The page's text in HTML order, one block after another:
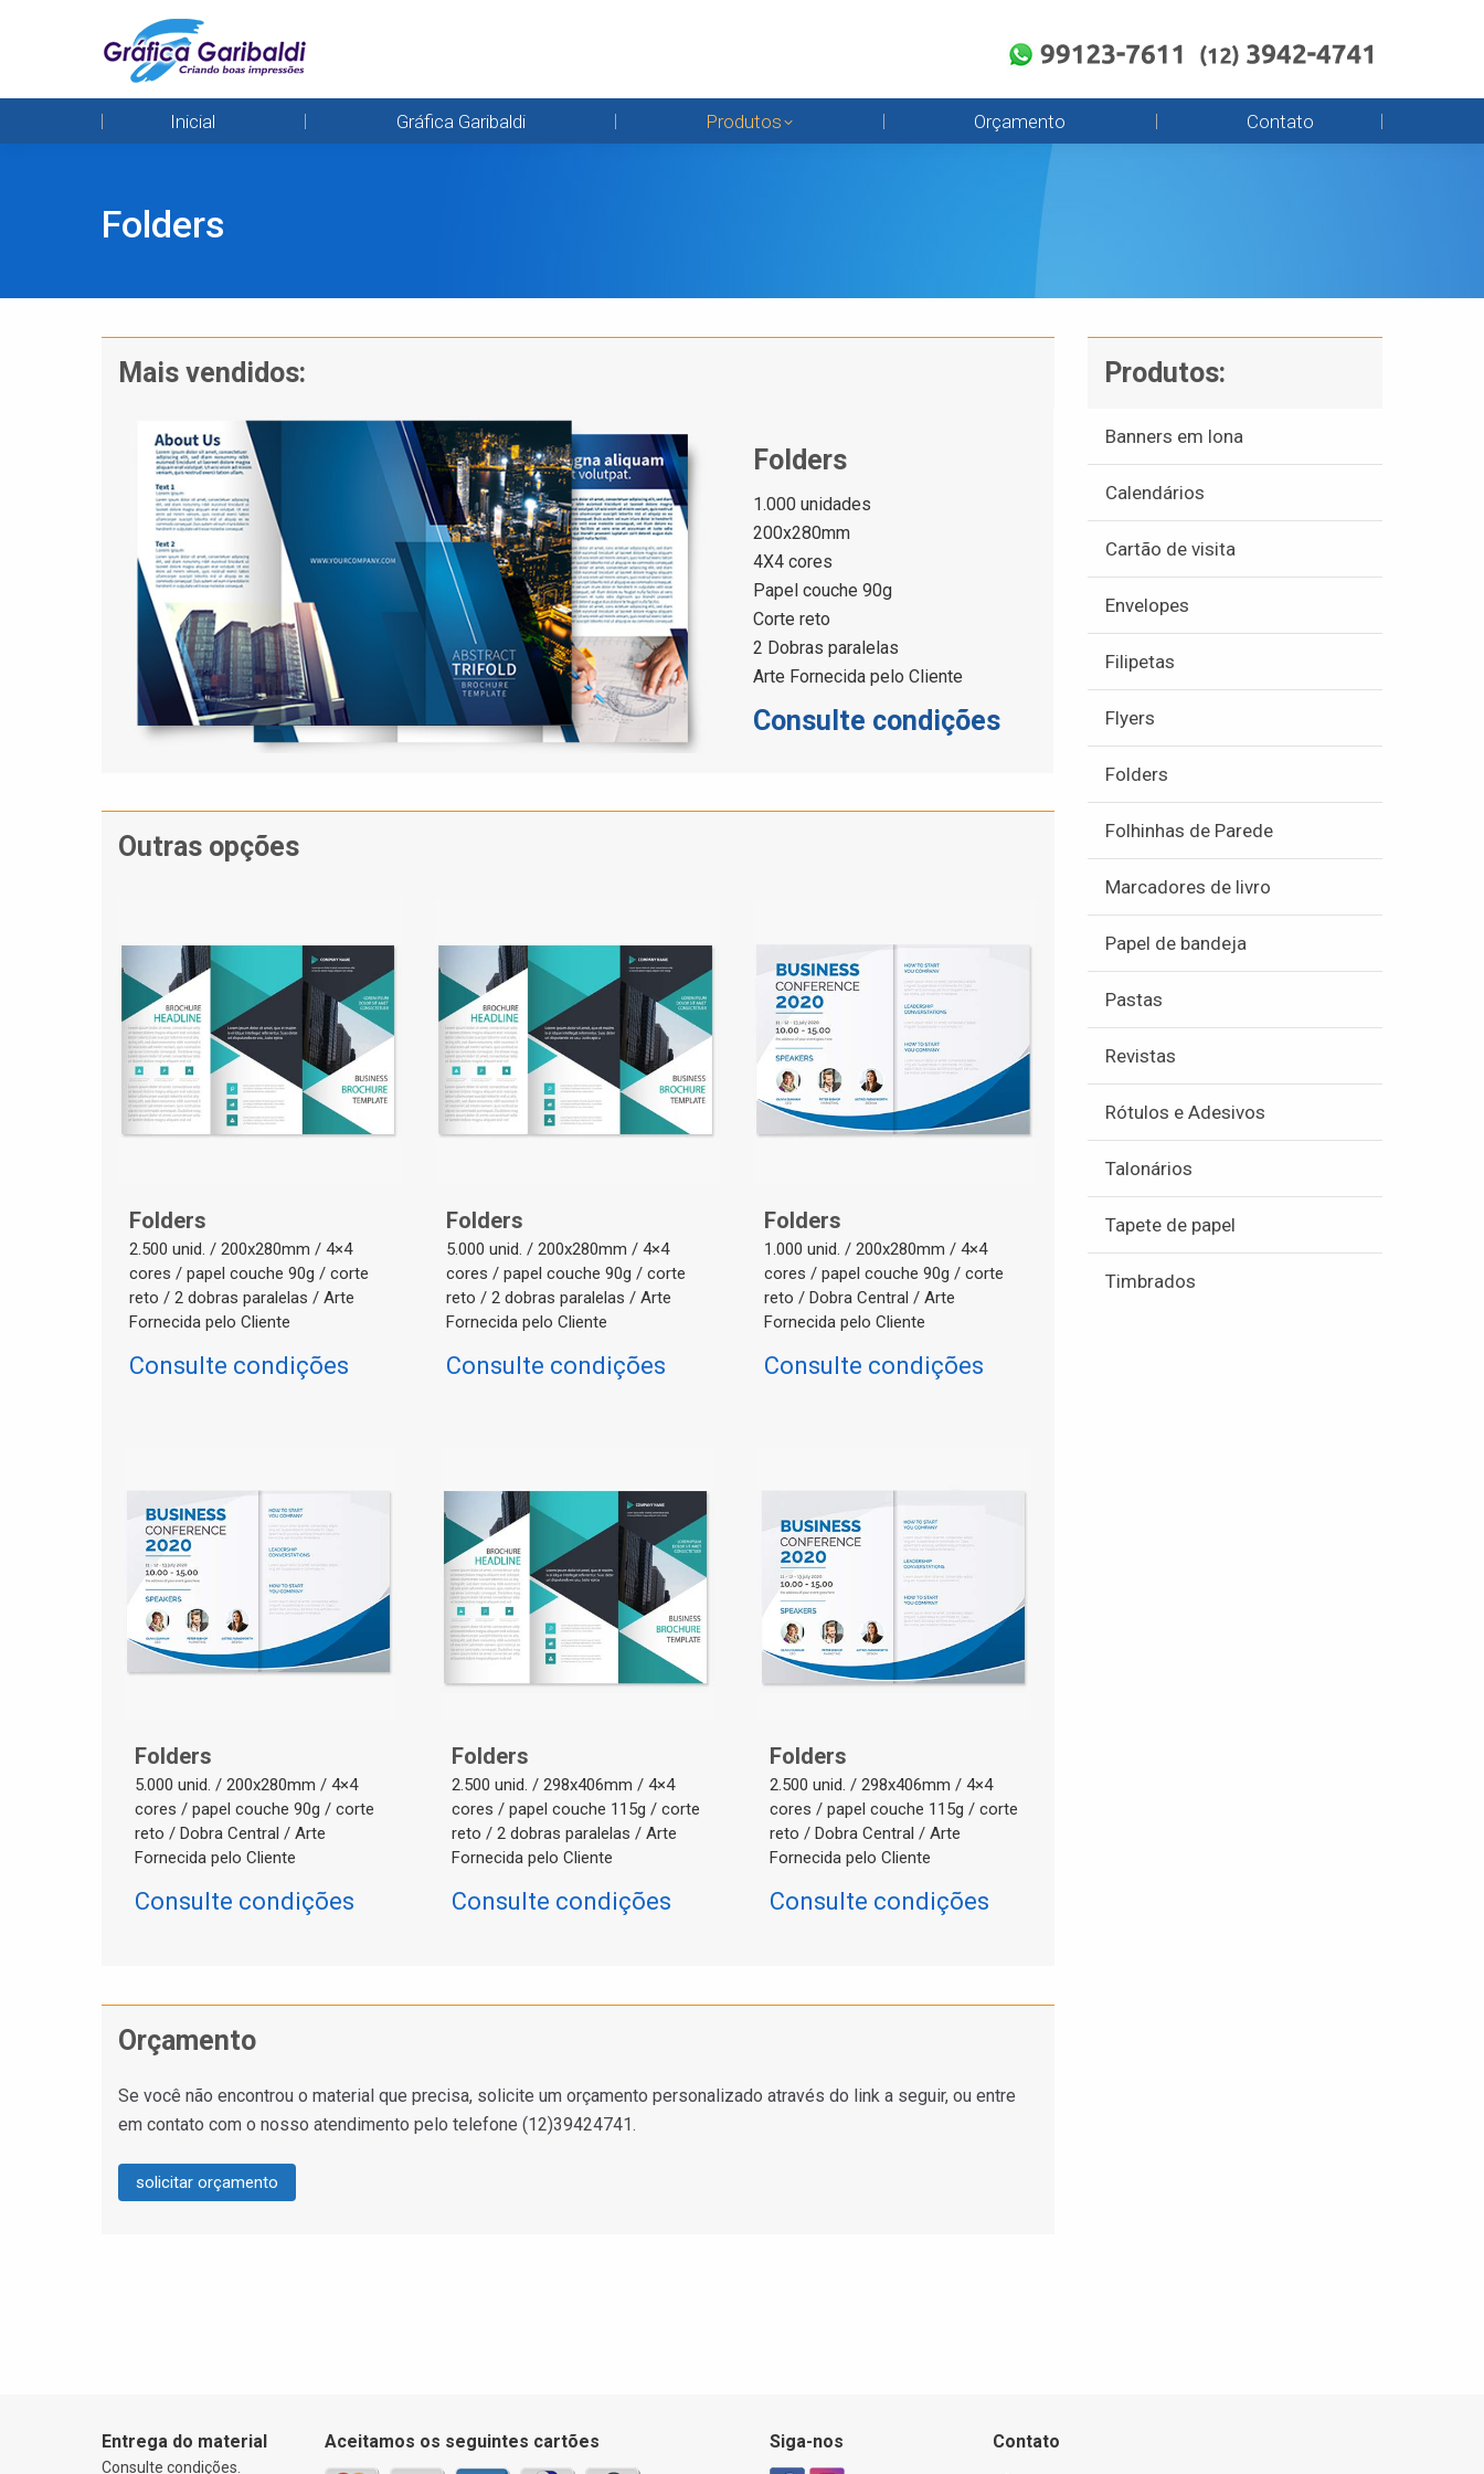
Inicial Gráfica Garibaldi Produtos Orçamento Contato
Folders
Mais vendidos:
Folders
1.000 unidades
200x280mm
4X4 cores
Papel couche 90g
Corte reto
2 Dobras paralelas
Arte Fornecida pelo Cliente
Consulte condições
Outras opções
Folders
2.500 unid. / 200x280mm / 4×4
cores / papel couche 90g / corte
reto / 2 dobras paralelas / Arte
Fornecida pelo Cliente
Consulte condições
Folders
5.000 unid. / 200x280mm / 4×4
cores / papel couche 90g / corte
reto / 2 dobras paralelas / Arte
Fornecida pelo Cliente
Consulte condições
Folders
1.000 unid. / 200x280mm / 4×4
cores / papel couche 90g / corte
reto / Dobra Central / Arte
Fornecida pelo Cliente
Consulte condições
Folders
5.000 unid. / 200x280mm / 4×4
cores / papel couche 90g / corte
reto / Dobra Central / Arte
Fornecida pelo Cliente
Consulte condições
Folders
2.500 unid. / 298x406mm / 4×4
cores / papel couche 115g / corte
reto / 2 dobras paralelas / Arte
Fornecida pelo Cliente
Consulte condições
Folders
2.500 unid. / 298x406mm / 4×4
cores / papel couche 115g / corte
reto / Dobra Central / Arte
Fornecida pelo Cliente
Consulte condições
Orçamento
Se você não encontrou o material que precisa, solicite um orçamento personalizado através do link a seguir, ou entre
em contato com o nosso atendimento pelo telefone (12)39424741.
solicitar orçamento
Produtos:
Banners em lona
Calendários
Cartão de visita
Envelopes
Filipetas
Flyers
Folders
Folhinhas de Parede
Marcadores de livro
Papel de bandeja
Pastas
Revistas
Rótulos e Adesivos
Talonários
Tapete de papel
Timbrados
Entrega do material
Consulte condições.
Aceitamos os seguintes cartões Siga-nos Contato